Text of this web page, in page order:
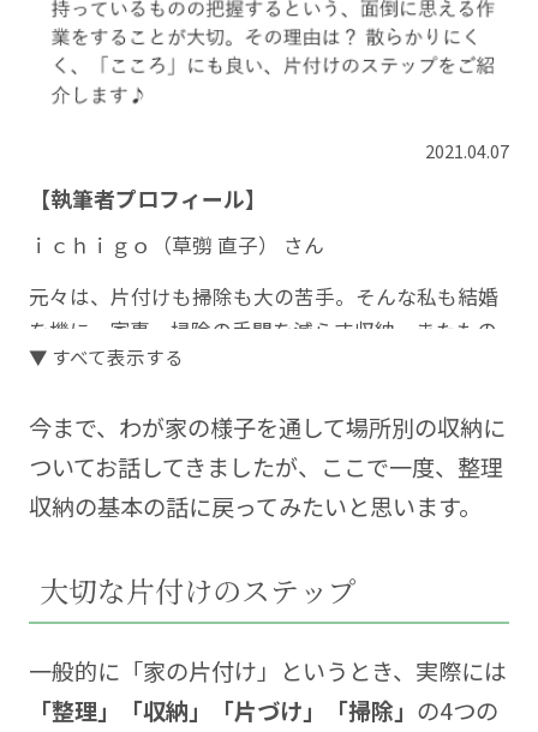
2021.04.07
【執筆者プロフィール】
ｉｃｈｉｇｏ（草彅 直子） さん
元々は、片付けも掃除も大の苦手。そんな私も結婚
を機に、家事・掃除の手間を減らす収納、またもの
を置きっぱなしにならないような仕組みを考えるよ
現在は、整理収納アドバイザー1級を取得し、個人宅
へ整理収納サポートに伺ったり、自宅でお片づけレ
ッスンを催したりしています。
https://enjoylifelab.net/
biyori.blog.jp/
▼ すべて表示する
今まで、わが家の様子を通して場所別の収納に
ついてお話してきましたが、ここで一度、整理
収納の基本の話に戻ってみたいと思います。
大切な片付けのステップ
一般的に「家の片付け」というとき、実際には
「整理」「収納」「片づけ」「掃除」 の4つの